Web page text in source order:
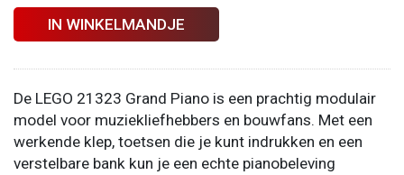
IN WINKELMANDJE
De LEGO 21323 Grand Piano is een prachtig modulair
model voor muziekliefhebbers en bouwfans. Met een
werkende klep, toetsen die je kunt indrukken en een
verstelbare bank kun je een echte pianobeleving